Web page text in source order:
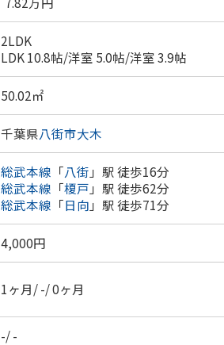
2LDK
LDK 10.8帖/洋室 5.0帖/洋室 3.9帖
50.02㎡
千葉県八街市大木
総武本線 「八街 」駅 徒歩16分
総武本線 「榎戸 」駅 徒歩62分
総武本線 「日向 」駅 徒歩71分
4,000円
1ヶ月/ -/ 0ヶ月
-/ -